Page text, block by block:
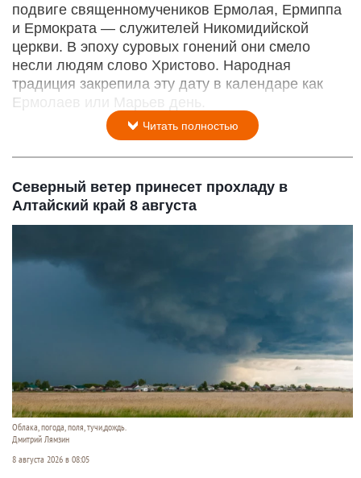
подвиге священномучеников Ермолая, Ермиппа
и Ермократа — служителей Никомидийской
церкви. В эпоху суровых гонений они смело
несли людям слово Христово. Народная
традиция закрепила эту дату в календаре как
Ермолаев или Марьев день.
Читать полностью
Северный ветер принесет прохладу в
Алтайский край 8 августа
Облака, погода, поля, тучи,дождь.
Дмитрий Лямзин
8 августа 2026 в 08:05